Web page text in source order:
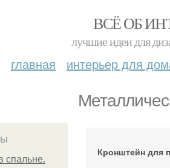
ВСЁ ОБ
лучшие идеи для
главная интерьер для
спальне.
Кронштейн для